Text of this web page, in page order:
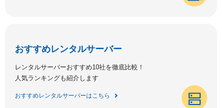
おすすめレンタルサーバー
レンタルサーバーおすすめ10社を徹底比較！
人気ランキングも紹介します
おすすめレンタルサーバーはこちら